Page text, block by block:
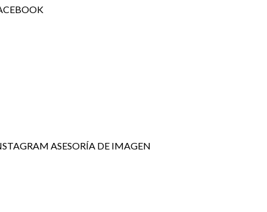
ASESORÍA DE IMAGEN